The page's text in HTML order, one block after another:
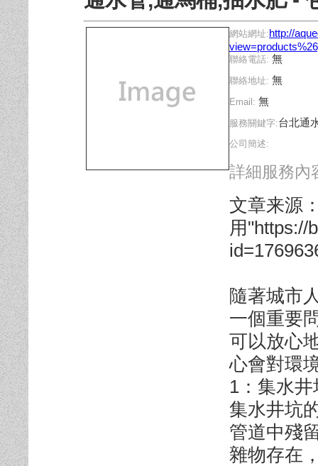
網站網址:http://
聯絡電話: 無
聯絡地址: 無
Email: 無
服務關鍵字:台北通
公司簡述:
詳細服務內
文章来源
用"https://
隨著城市
一個重要
可以放心
心會對環
1：集水
集水井坑
管道中殘
雜物存在